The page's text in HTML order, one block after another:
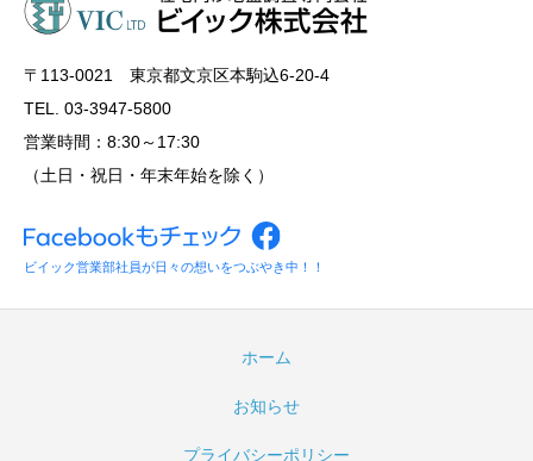
〒113‐0021 東京都文京区本駒込6-20-4
TEL. 03-3947-5800
営業時間：8:30～17:30
（土日・祝日・年末年始を除く）
ビイック営業部社員が日々の想いをつぶやき中！！
ホーム
お知らせ
プライバシーポリシー